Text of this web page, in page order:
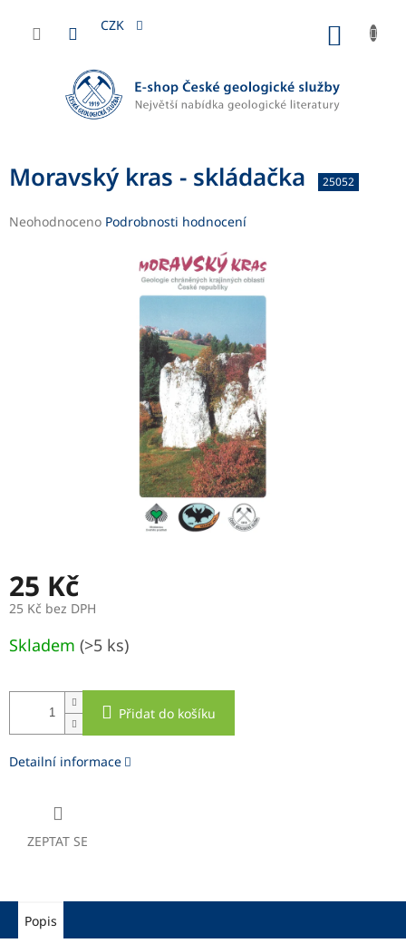
obsah
CZK
Moravský kras - skládačka 25052
Průměrné
Neohodnoceno Podrobnosti hodnocení
25 Kč
25 Kč bez DPH
cena:
Skladem (>5 ks)
Přidat do košíku
Detailní informace
ZEPTAT SE
Popis